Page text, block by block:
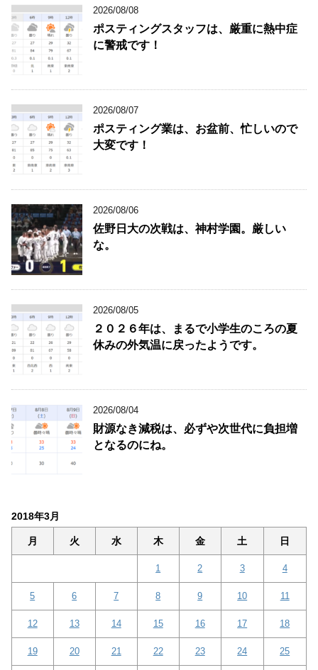
2026/08/08
ポスティングスタッフは、厳重に熱中症
に警戒です！
2026/08/07
ポスティング業は、お盆前、忙しいので
大変です！
2026/08/06
佐野日大の次戦は、神村学園。厳しい
な。
2026/08/05
２０２６年は、まるで小学生のころの夏
休みの外気温に戻ったようです。
2026/08/04
財源なき減税は、必ずや次世代に負担増
となるのにね。
2018年3月
月 火 水 木 金 土 日
1 2 3 4
5 6 7 8 9 10 11
12 13 14 15 16 17 18
19 20 21 22 23 24 25